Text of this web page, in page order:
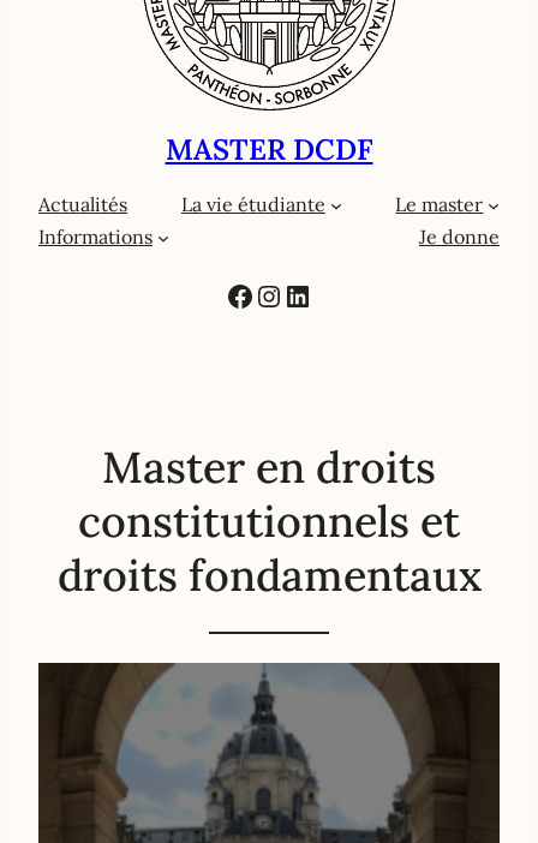
MASTER DCDF
Actualités La vie étudiante
Le master
Informations
Je donne
Facebook
Instagram
LinkedIn
Master en droits
constitutionnels et
droits fondamentaux